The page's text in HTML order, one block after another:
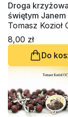
Droga
świętym
Tomasz Kozioł
8,00 zł
Do